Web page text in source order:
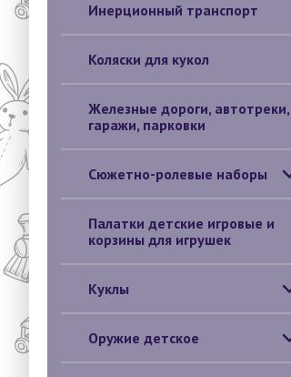
Инерционный транспорт
Коляски для кукол
Железные дороги, автотреки,
гаражи, парковки
Сюжетно-ролевые наборы
Палатки детские игровые и
корзины для игрушек
Куклы
Оружие детское